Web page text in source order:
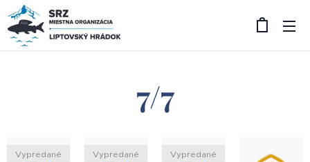
7/7
Vypredané Vypredané Vypredané